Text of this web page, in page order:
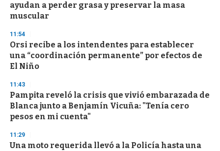
ayudan a perder grasa y preservar la masa
muscular
11:54
Orsi recibe a los intendentes para establecer
una “coordinación permanente” por efectos de
El Niño
11:43
Pampita reveló la crisis que vivió embarazada de
Blanca junto a Benjamín Vicuña: "Tenía cero
pesos en mi cuenta"
11:29
Una moto requerida llevó a la Policía hasta una